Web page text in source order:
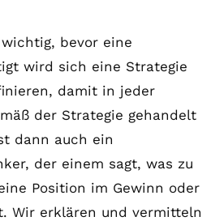
bevor eine
wird sich eine Strategie
damit in jeder
der Strategie gehandelt
dann auch ein
der einem sagt, was zu
Position im Gewinn oder
Wir erklären und vermitteln